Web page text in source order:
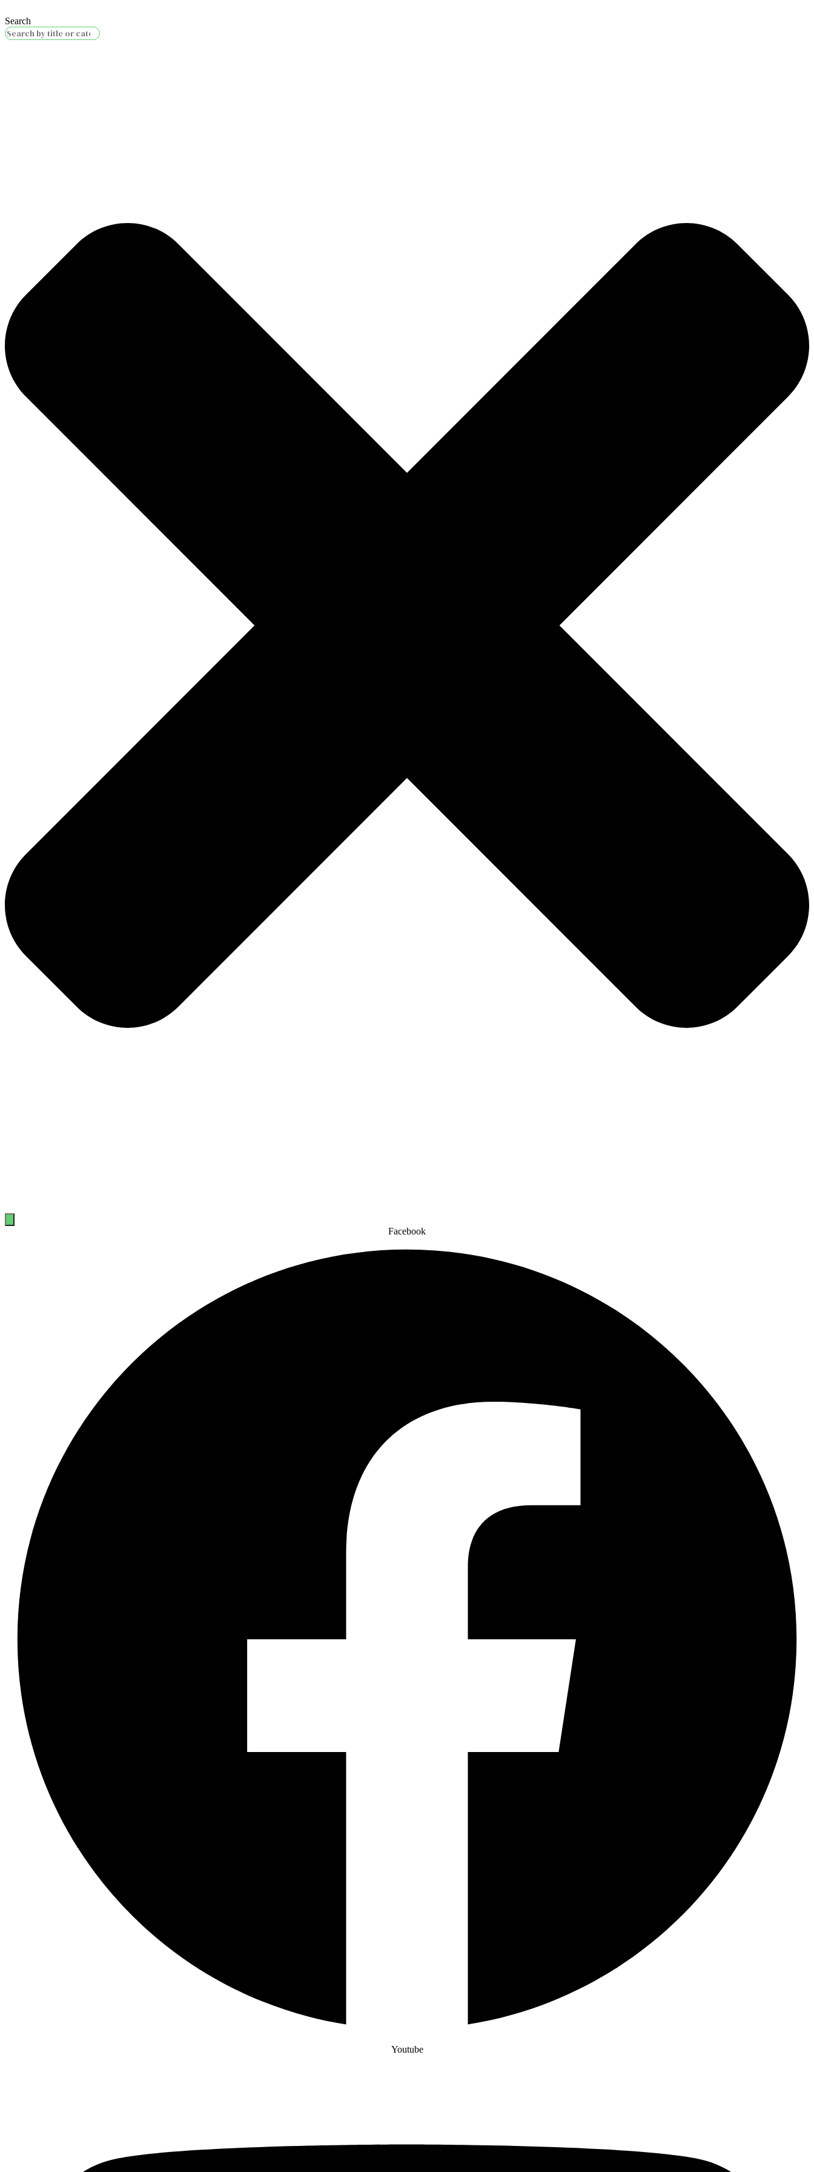
Search
Facebook
Youtube